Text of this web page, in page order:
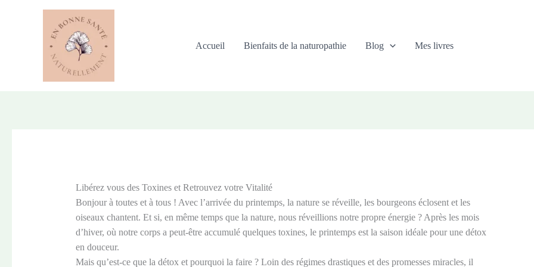
Accueil
Bienfaits de la naturopathie Blog Mes livres
Libérez vous des Toxines et Retrouvez votre Vitalité
Bonjour à toutes et à tous ! Avec l’arrivée du printemps, la nature se réveille, les bourgeons éclosent et les
oiseaux chantent. Et si, en même temps que la nature, nous réveillions notre propre énergie ? Après les mois
d’hiver, où notre corps a peut-être accumulé quelques toxines, le printemps est la saison idéale pour une détox
en douceur.
Mais qu’est-ce que la détox et pourquoi la faire ? Loin des régimes drastiques et des promesses miracles, il